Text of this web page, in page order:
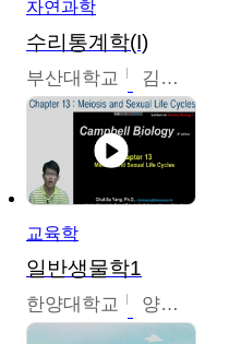
자연과학
수리통계학(I)
부산대학교 김충락
교육학
일반생물학1
한양대학교 양철수